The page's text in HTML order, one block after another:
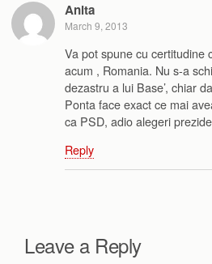
Anita
March 9, 2013
Va pot spune cu certitudine
acum , Romania. Nu s-a
dezastru a lui Base’, chiar
Ponta face exact ce mai
ca PSD, adio alegeri
Reply
Leave a Reply